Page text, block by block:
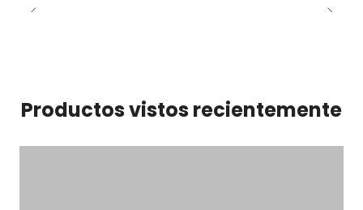
Productos vistos recientemente